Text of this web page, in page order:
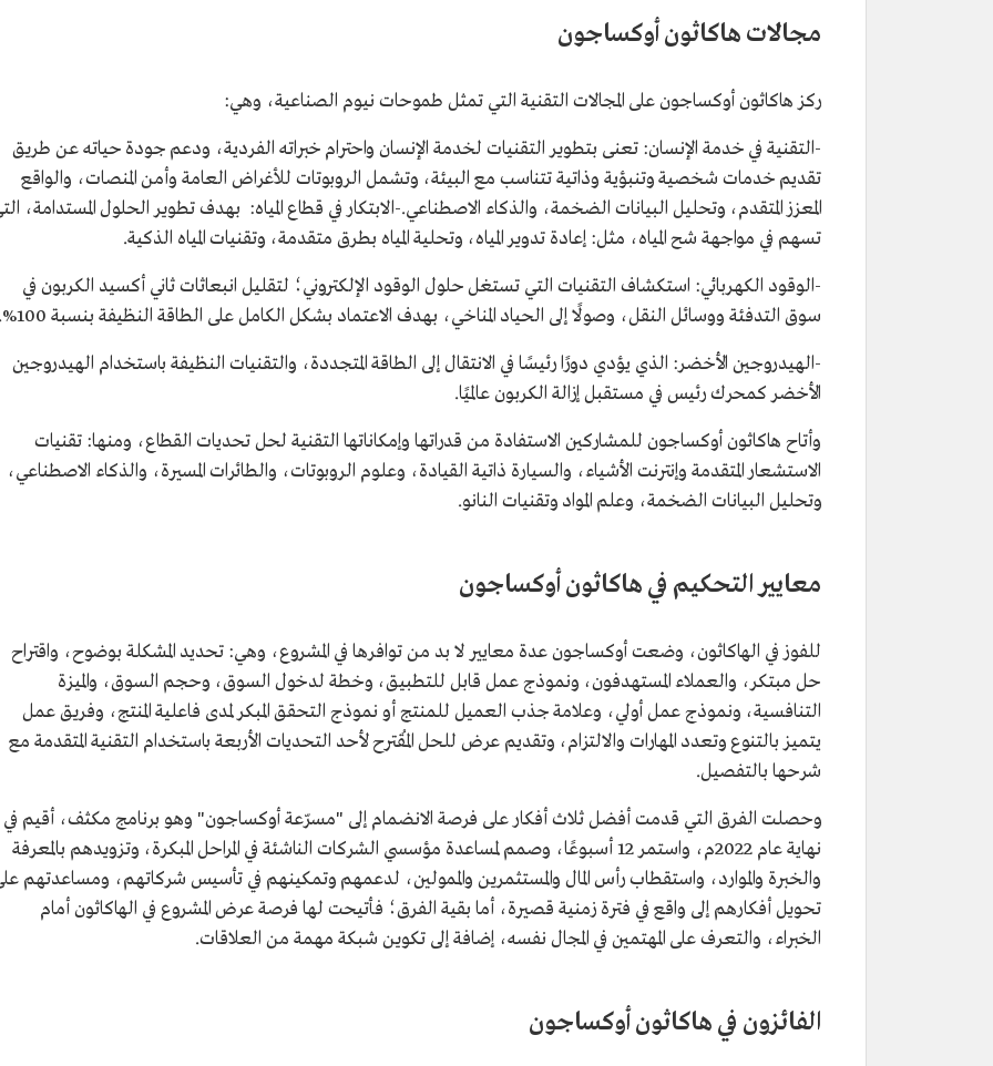
مجالات هاكاثون أوكساجون
ركز هاكاثون أوكساجون على المجالات التقنية التي تمثل طموحات نيوم الصناعية، وهي:
-التقنية في خدمة الإنسان: تعنى بتطوير التقنيات لخدمة الإنسان واحترام خبراته الفردية، ودعم جودة حياته عن طريق
تقديم خدمات شخصية وتنبؤية وذاتية تتناسب مع البيئة، وتشمل الروبوتات للأغراض العامة وأمن المنصات، والواقع
المعزز المتقدم، وتحليل البيانات الضخمة، والذكاء الاصطناعي.-الابتكار في قطاع المياه: بهدف تطوير الحلول المستدامة،
تسهم في مواجهة شح المياه، مثل: إعادة تدوير المياه، وتحلية المياه بطرق متقدمة، وتقنيات المياه الذكية.
-الوقود الكهربائي: استكشاف التقنيات التي تستغل حلول الوقود الإلكتروني؛ لتقليل انبعاثات ثاني أكسيد الكربون في
سوق التدفئة ووسائل النقل، وصولًا إلى الحياد المناخي، بهدف الاعتماد بشكل الكامل على الطاقة النظيفة بنسبة 100%.
-الهيدروجين الأخضر: الذي يؤدي دورًا رئيسًا في الانتقال إلى الطاقة المتجددة، والتقنيات النظيفة باستخدام الهيدروجين
الأخضر كمحرك رئيس في مستقبل إزالة الكربون عالميًا.
وأتاح هاكاثون أوكساجون للمشاركين الاستفادة من قدراتها وإمكاناتها التقنية لحل تحديات القطاع، ومنها: تقنيات
الاستشعار المتقدمة وإنترنت الأشياء، والسيارة ذاتية القيادة، وعلوم الروبوتات، والطائرات المسيرة، والذكاء الاصطناعي،
وتحليل البيانات الضخمة، وعلم المواد وتقنيات النانو.
معايير التحكيم في هاكاثون أوكساجون
للفوز في الهاكاثون، وضعت أوكساجون عدة معايير لا بد من توافرها في المشروع، وهي: تحديد المشكلة بوضوح، واقتراح
حل مبتكر، والعملاء المستهدفون، ونموذج عمل قابل للتطبيق، وخطة لدخول السوق، وحجم السوق، والميزة
التنافسية، ونموذج عمل أولي، وعلامة جذب العميل للمنتج أو نموذج التحقق المبكر لمدى فاعلية المنتج، وفريق عمل
يتميز بالتنوع وتعدد المهارات والالتزام، وتقديم عرض للحل المُقترح لأحد التحديات الأربعة باستخدام التقنية المتقدمة مع
شرحها بالتفصيل.
وحصلت الفرق التي قدمت أفضل ثلاث أفكار على فرصة الانضمام إلى "مسرّعة أوكساجون" وهو برنامج مكثف، أقيم في
نهاية عام 2022م، واستمر 12 أسبوعًا، وصمم لمساعدة مؤسسي الشركات الناشئة في المراحل المبكرة، وتزويدهم بالمعرفة
والخبرة والموارد، واستقطاب رأس المال والمستثمرين والممولين، لدعمهم وتمكينهم في تأسيس شركاتهم، ومساعدتهم
تحويل أفكارهم إلى واقع في فترة زمنية قصيرة، أما بقية الفرق؛ فأتيحت لها فرصة عرض المشروع في الهاكاثون أمام
الخبراء، والتعرف على المهتمين في المجال نفسه، إضافة إلى تكوين شبكة مهمة من العلاقات.
الفائزون في هاكاثون أوكساجون